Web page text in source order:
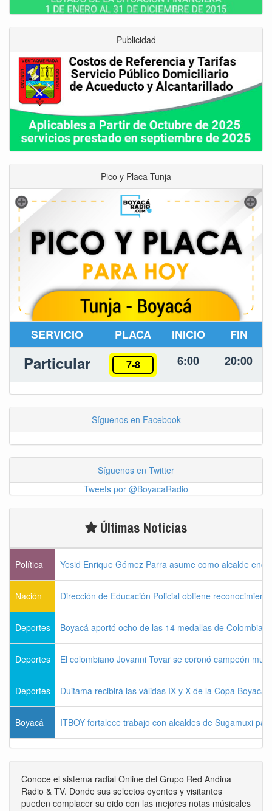
Publicidad
Pico y Placa Tunja
SERVICIO PLACA INICIO FIN
Particular 7-8 6:00 20:00
Síguenos en Facebook
Síguenos en Twitter
Tweets por @BoyacaRadio
Últimas Noticias
Política Yesid Enrique Gómez Parra asume como alcalde
Nación Dirección de Educación Policial obtiene
Deportes Boyacá aportó ocho de las 14 medallas de Colombia
Deportes El colombiano Jovanni Tovar se coronó campeón
Deportes Duitama recibirá las válidas IX y X de la Copa Boyacá
Boyacá ITBOY fortalece trabajo con alcaldes de Sugamuxi
Conoce el sistema radial Online del Grupo Red Andina
Radio & TV. Donde sus selectos oyentes y visitantes
pueden complacer su oido con las mejores notas músicales